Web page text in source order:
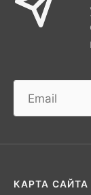
КАРТА САЙТА